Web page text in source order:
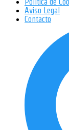
Aviso Legal
Contacto